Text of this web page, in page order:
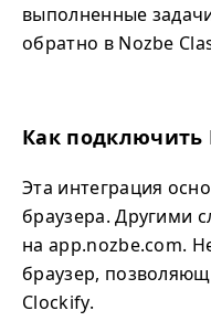
выполненные
обратно в Nozbe
Как подключить
Эта интеграция
браузера. Другими
на app.nozbe.com.
браузер,
Clockify.